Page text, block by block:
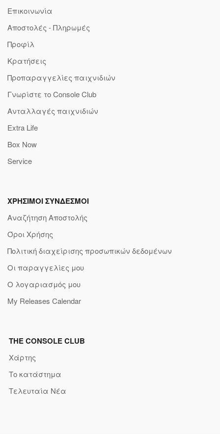
Επικοινωνία
Αποστολές - Πληρωμές
Προφίλ
Κρατήσεις
Προπαραγγελίες παιχνιδιών
Γνωρίστε το Console Club
Ανταλλαγές παιχνιδιών
Extra Life
Box Now
Service
ΧΡΗΣΙΜΟΙ ΣΥΝΔΕΣΜΟΙ
Αναζήτηση Αποστολής
Όροι Χρήσης
Πολιτική διαχείρισης προσωπικών δεδομένων
Οι παραγγελίες μου
Ο λογαριασμός μου
My Releases Calendar
THE CONSOLE CLUB
Χάρτης
Το κατάστημα
Τελευταία Νέα